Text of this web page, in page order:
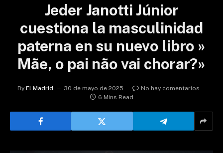
Jeder Janotti Júnior
cuestiona la masculinidad
paterna en su nuevo libro »
Mãe, o pai não vai chorar?»
By El Madrid 30 de mayo de 2025
No hay comentarios
6 Mins Read